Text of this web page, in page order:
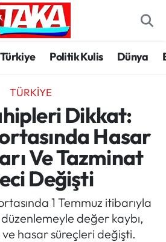
Türkiye Politik Kulis Dünya
TÜRKIYE
Dikkat:
Hasar
Ve Tazminat
Değişti
1 Temmuz itibarıyla
değer kaybı,
hasar süreçleri değişti.
Haritası
ve Fikstür